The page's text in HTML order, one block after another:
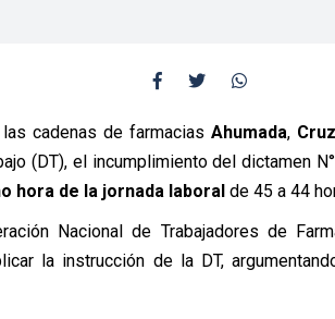
cadenas de farmacias Ahumada,
(DT), el incumplimiento del dictamen
hora de la jornada laboralde 45 a 44
Nacional de Trabajadores de
la instrucción de la DT,